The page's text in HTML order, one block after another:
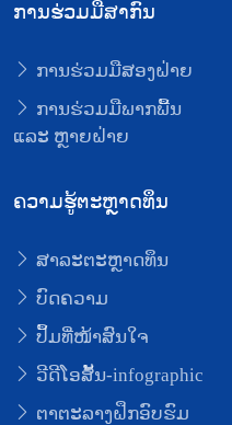
ການຮ່ວມມືສາກົນ
ການຮ່ວມມືສອງຝ່າຍ
ການຮ່ວມມືພາກພື້ນ
ແລະ ຫຼາຍຝ່າຍ
ຄວາມຮູ້ຕະຫຼາດທຶນ
ສາລະຕະຫຼາດທຶນ
ບົດຄວາມ
ປຶ້ມທີ່ໜ້າສົນໃຈ
ວີດີໂອສັ້ນ-infographic
ຕາຕະລາງຝຶກອົບຮົມ